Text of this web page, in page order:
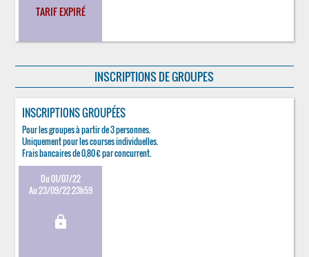
TARIF EXPIRÉ
INSCRIPTIONS DE GROUPES
INSCRIPTIONS GROUPÉES
Pour les groupes à partir de 3 personnes.
Uniquement pour les courses individuelles.
Frais bancaires de 0,80 € par concurrent.
Du 01/07/22
Au 23/09/22 23h59
lock